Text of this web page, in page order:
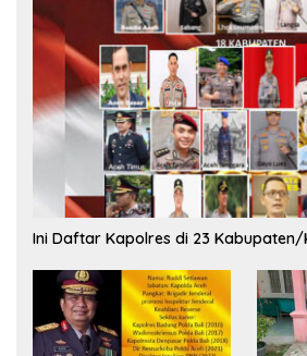
Ini Daftar Kapolres di 23 Kabupaten/